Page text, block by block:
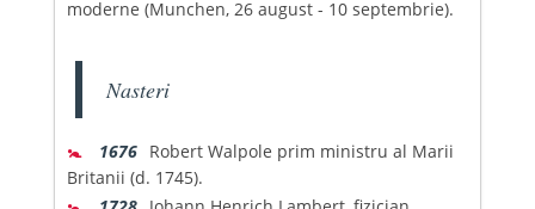
moderne (Munchen, 26 august - 10 septembrie).
Nasteri
🚼 1676 Robert Walpole prim ministru al Marii
Britanii (d. 1745).